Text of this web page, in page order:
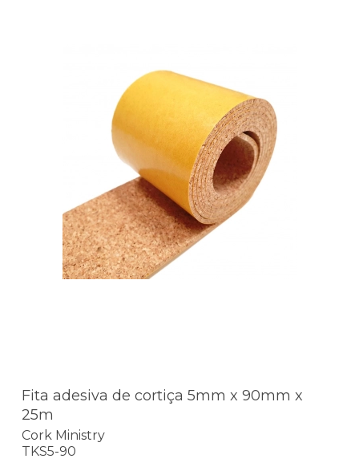
Fita adesiva de cortiça 5mm x 90mm x
25m
Cork Ministry
TKS5-90